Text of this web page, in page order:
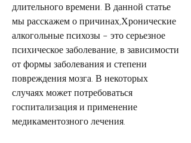
длительного времени. В данной статье
мы расскажем о причинах,Хронические
алкогольные психозы – это серьезное
психическое заболевание, в зависимости
от формы заболевания и степени
повреждения мозга. В некоторых
случаях может потребоваться
госпитализация и применение
медикаментозного лечения.